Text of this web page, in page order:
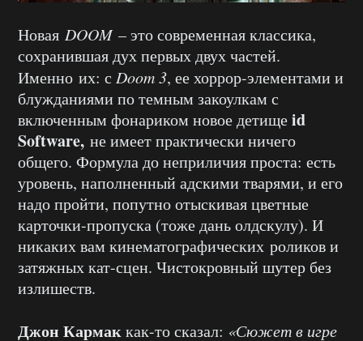
Новая DOOM– это современная классика,
сохранившая дух первых двух частей.
Именно их: с Doom 3, ее хоррор-элементами и
блужданиями по темным закоулкам с
включенным фонариком новое детищеid
Software, не имеет практически ничего
общего. Формула до неприличия проста: есть
уровень, наполненный адскими тварями, и его
надо пройти, попутно отыскивая цветные
карточки-пропуска (тоже дань олдскулу). И
никаких вам кинематографических роликов и
затяжных кат-сцен. Чистокровный шутер без
излишеств.
Джон Кармаккак-то сказал: «Сюжет в игре